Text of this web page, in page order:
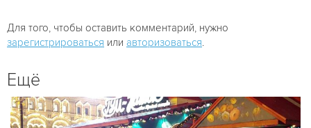
Для того, чтобы оставить комментарий, нужно
зарегистрироваться или авторизоваться
Ещё